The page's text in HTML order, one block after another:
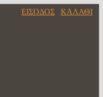
ΕΙΣΟΔΟΣ ΚΑΛΑΘΙ